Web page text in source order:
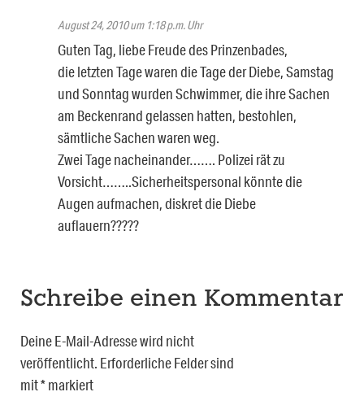
August 24, 2010 um 1:18 p.m. Uhr
Guten Tag, liebe Freude des Prinzenbades,
die letzten Tage waren die Tage der Diebe, Samstag
und Sonntag wurden Schwimmer, die ihre Sachen
am Beckenrand gelassen hatten, bestohlen,
sämtliche Sachen waren weg.
Zwei Tage nacheinander……. Polizei rät zu
Vorsicht……..Sicherheitspersonal könnte die
Augen aufmachen, diskret die Diebe
auflauern?????
Schreibe einen Kommentar
Deine E-Mail-Adresse wird nicht
veröffentlicht. Erforderliche Felder sind
mit*markiert